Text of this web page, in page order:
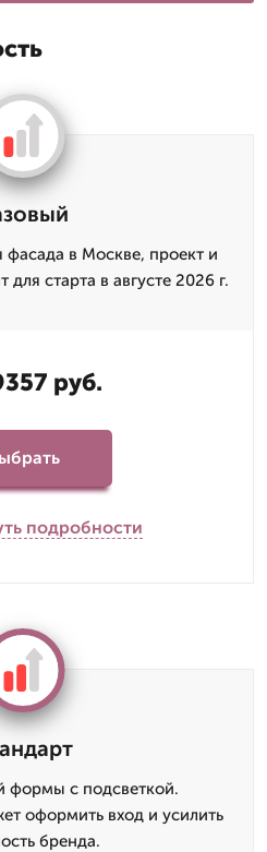
фасада в Москве, проект и
для старта в августе 2026 г.
руб.
подробности
формы с подсветкой.
оформить вход и усилить
бренда.